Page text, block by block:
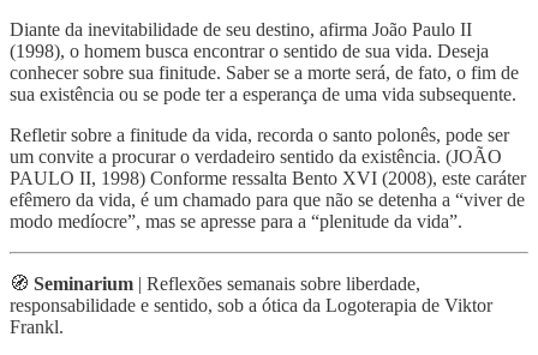
Diante da inevitabilidade de seu destino, afirma João Paulo II
(1998), o homem busca encontrar o sentido de sua vida. Deseja
conhecer sobre sua finitude. Saber se a morte será, de fato, o fim de
sua existência ou se pode ter a esperança de uma vida subsequente.
Refletir sobre a finitude da vida, recorda o santo polonês, pode ser
um convite a procurar o verdadeiro sentido da existência. (JOÃO
PAULO II, 1998) Conforme ressalta Bento XVI (2008), este caráter
efêmero da vida, é um chamado para que não se detenha a “viver de
modo medíocre”, mas se apresse para a “plenitude da vida”.
🧭 Seminarium | Reflexões semanais sobre liberdade,
responsabilidade e sentido, sob a ótica da Logoterapia de Viktor
Frankl.